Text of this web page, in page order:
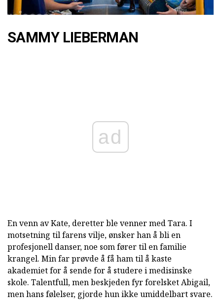
SAMMY LIEBERMAN
ad
En venn av Kate, deretter ble venner med Tara. I
motsetning til farens vilje, ønsker han å bli en
profesjonell danser, noe som fører til en familie
krangel. Min far prøvde å få ham til å kaste
akademiet for å sende for å studere i medisinske
skole. Talentfull, men beskjeden fyr forelsket Abigail,
men hans følelser, gjorde hun ikke umiddelbart svare.